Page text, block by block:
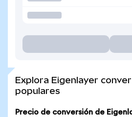
Explora Eigenlayer
populares
Precio de conversión de